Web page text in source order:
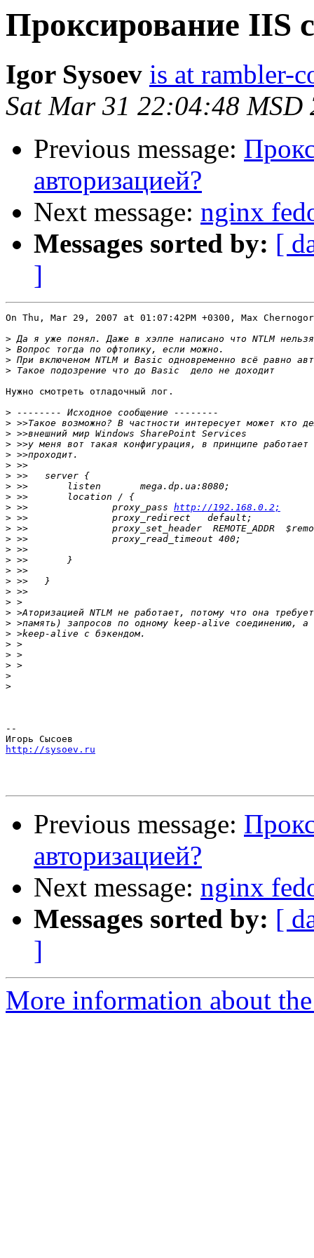
Проксирование IIS
Igor Sysoev is at rambler-
Sat Mar 31 22:04:48 MSD
Previous message:
авторизацией?
Next message: nginx
Messages sorted by: [
]
On Thu, Mar 29, 2007 at 01:07:42PM +0300, Max
>
>
>
>
Нужно смотреть отладочный лог.
>
>
>
>
>
>
>
>
>
> >>               proxy_pass http://192.168.0.2;
>
>
>
>
>
>
>
>
>
>
>
>
>
>
>
>
>
--
http://sysoev.ru
Previous message:
авторизацией?
Next message: nginx
Messages sorted by: [
]
More information about